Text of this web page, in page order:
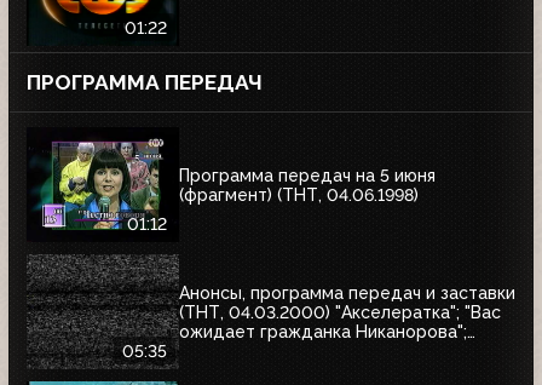
01:22
ПРОГРАММА ПЕРЕДАЧ
01:12
Программа передач на 5 июня
(фрагмент) (ТНТ, 04.06.1998)
05:35
Анонсы, программа передач и заставки
(ТНТ, 04.03.2000) "Акселератка"; "Вас
ожидает гражданка Никанорова";